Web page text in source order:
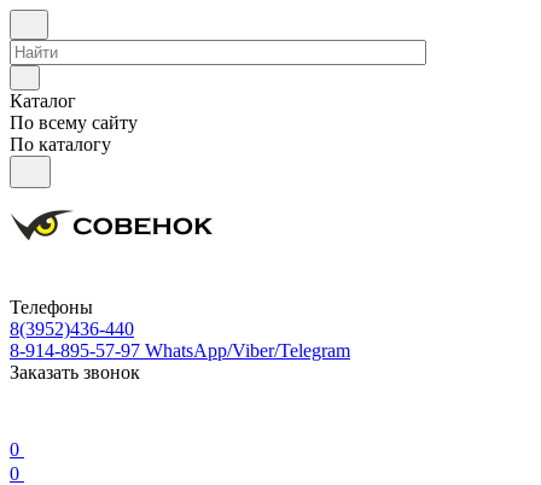
Каталог
По всему сайту
По каталогу
Телефоны
8(3952)436-440
8-914-895-57-97 WhatsApp/Viber/Telegram
Заказать звонок
0
0